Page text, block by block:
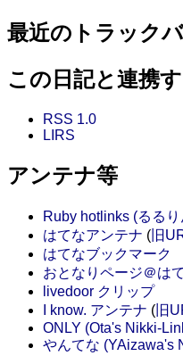
最近のトラック
この日記と連携
RSS 1.0
LIRS
アンテナ等
Ruby hotlinks (るる
はてなアンテナ ( 旧
はてなブックマーク
おとなりページ＠は
livedoor クリップ
I know. アンテナ ( 旧
ONLY (Ota's Nikki-
やんてな (YAizawa's